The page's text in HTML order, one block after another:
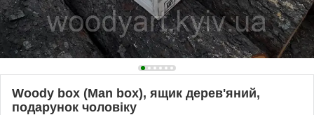
Woody box (Man box), ящик дерев'яний,
подарунок чоловіку